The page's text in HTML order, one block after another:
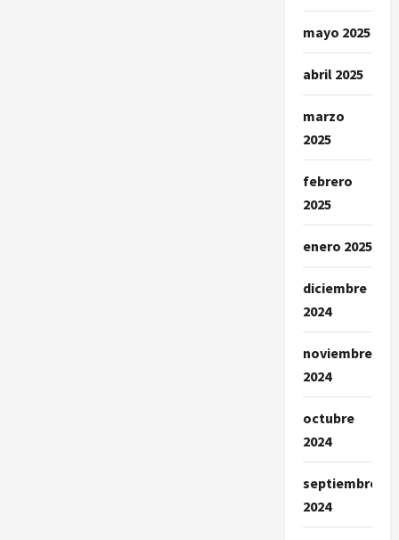
mayo 2025
abril 2025
marzo
2025
febrero
2025
enero 2025
diciembre
2024
noviembre
2024
octubre
2024
septiembre
2024